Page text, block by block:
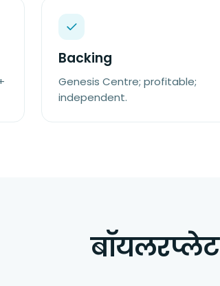
Backing
Genesis Centre; profitable;
independent.
बॉयलरप्लेट